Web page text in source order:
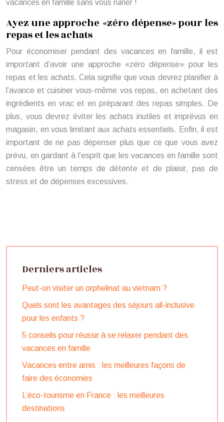
vacances en famille sans vous ruiner !
Ayez une approche «zéro dépense» pour les
repas et les achats
Pour économiser pendant des vacances en famille, il est
important d’avoir une approche «zéro dépense» pour les
repas et les achats. Cela signifie que vous devrez planifier à
l’avance et cuisiner vous-même vos repas, en achetant des
ingrédients en vrac et en préparant des repas simples. De
plus, vous devrez éviter les achats inutiles et imprévus en
magasin, en vous limitant aux achats essentiels. Enfin, il est
important de ne pas dépenser plus que ce que vous avez
prévu, en gardant à l’esprit que les vacances en famille sont
censées être un temps de détente et de plaisir, pas de
stress et de dépenses excessives.
Derniers articles
Peut-on visiter un orphelinat au vietnam ?
Quels sont les avantages des séjours all-inclusive
pour les enfants ?
5 conseils pour réussir à se relaxer pendant des
vacances en famille
Vacances entre amis : les meilleures façons de
faire des économies
L’éco-tourisme en France : les meilleures
destinations